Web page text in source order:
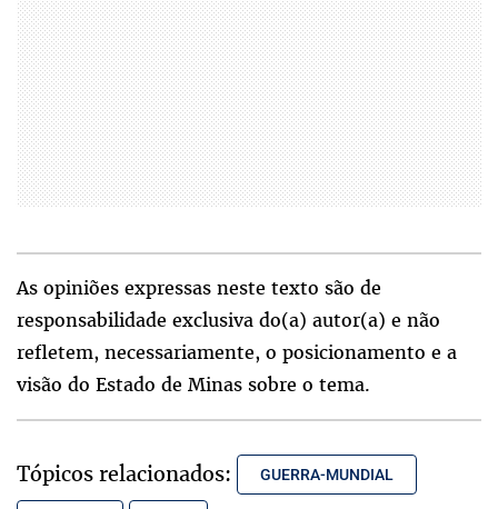
As opiniões expressas neste texto são de
responsabilidade exclusiva do(a) autor(a) e não
refletem, necessariamente, o posicionamento e a
visão do Estado de Minas sobre o tema.
Tópicos relacionados: GUERRA-MUNDIAL